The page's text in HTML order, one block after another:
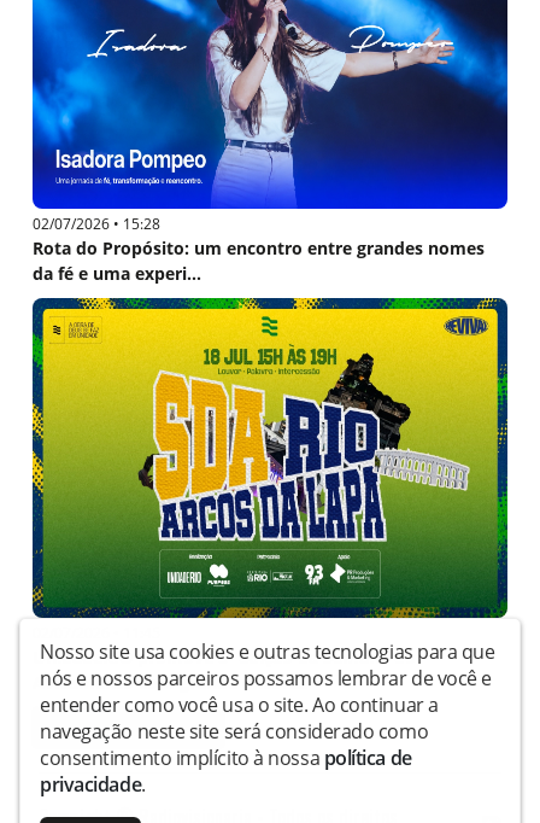
02/07/2026 • 15:28
Rota do Propósito: um encontro entre grandes nomes
da fé e uma experi...
UnidadeRIO promove 6ª edição da Semana do
Avivamento com grande encon...
1 2 3 4 5
Copyright © Radiovisionaria - Todos os direitos
Nosso site usa cookies e outras tecnologias para que
nós e nossos parceiros possamos lembrar de você e
entender como você usa o site. Ao continuar a
navegação neste site será considerado como
consentimento implícito à nossa política de
privacidade.